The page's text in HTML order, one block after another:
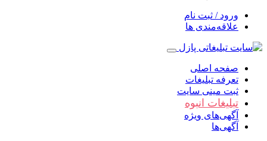
ورود / ثبت نام
علاقه‌مندی ها
صفحه اصلی
تعرفه تبلیغات
ثبت مینی سایت
تبلیغات انبوه
آگهی‌های ویژه
آگهی‌ها